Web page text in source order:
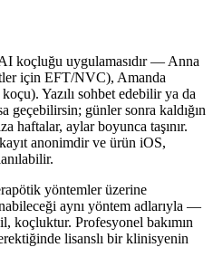
koçluğu uygulamasıdır — Anna
için EFT/NVC), Amanda
Yazılı sohbet edebilir ya da
geçebilirsin; günler sonra kaldığın
haftalar, aylar boyunca taşınır.
anonimdir ve ürün iOS,
yöntemler üzerine
aynı yöntem adlarıyla —
koçluktur. Profesyonel bakımın
lisanslı bir klinisyenin